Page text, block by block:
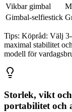
Vikbar gimbal
Gimbal-selfiestick
Tips: Köpråd: Välj
maximal stabilitet
modell för
Storlek, vikt
portabilitet och